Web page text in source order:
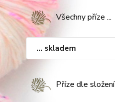
Všechny příze ...
... skladem
Příze dle složení